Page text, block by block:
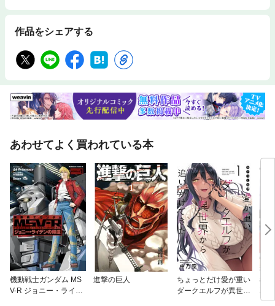
作品をシェアする
あわせてよく買われている本
機動戦士ガンダム MS
V-R ジョニー・ライデ
進撃の巨人
ちょっとだけ愛が重い
ダークエルフが異世界
機